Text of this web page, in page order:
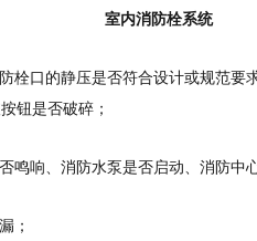
室内消防栓系统
栓口的静压是否符合设计或规范
钮是否破碎；
鸣响、消防水泵是否启动、消防中
；